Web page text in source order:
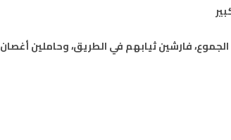
فارشين ثيابهم في الطريق، وحاملين أغصان